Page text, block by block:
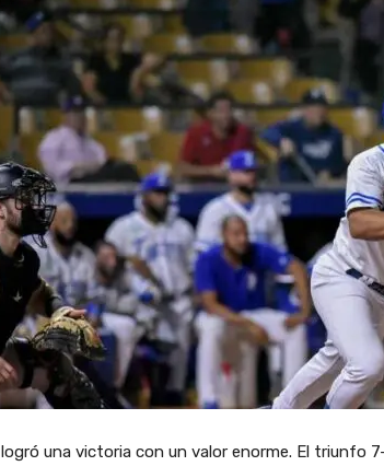
logró una victoria con un valor enorme. El triunfo